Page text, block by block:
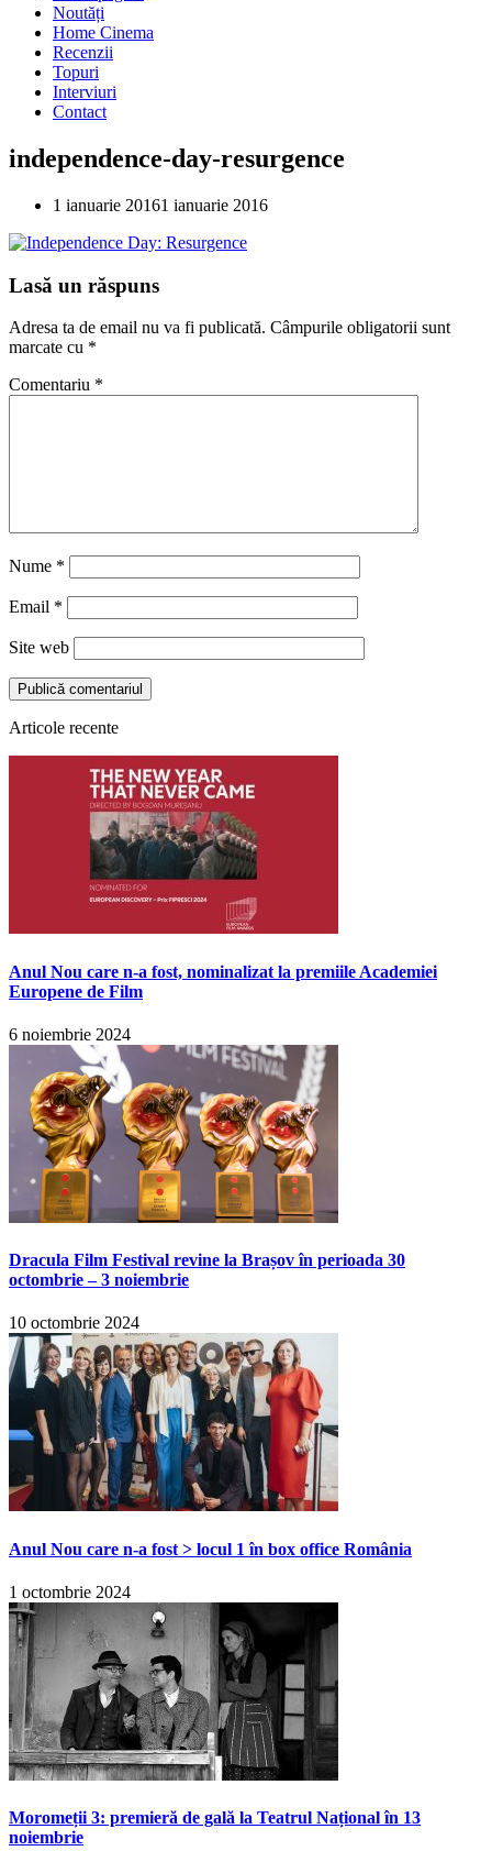
Noutăți
Home Cinema
Recenzii
Topuri
Interviuri
Contact
independence-day-resurgence
1 ianuarie 20161 ianuarie 2016
Lasă un răspuns
Adresa ta de email nu va fi publicată. Câmpurile obligatorii sunt
marcate cu *
Comentariu *
Nume *
Email *
Site web
Articole recente
Anul Nou care n-a fost, nominalizat la premiile Academiei
Europene de Film
6 noiembrie 2024
Dracula Film Festival revine la Brașov în perioada 30
octombrie – 3 noiembrie
10 octombrie 2024
Anul Nou care n-a fost > locul 1 în box office România
1 octombrie 2024
Moromeții 3: premieră de gală la Teatrul Național în 13
noiembrie